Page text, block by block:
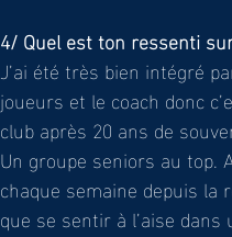
4/ Quel est ton ressenti
J’ai été très bien intégré
joueurs et le coach donc
club après 20 ans de
Un groupe seniors au top.
chaque semaine depuis la
que se sentir à l’aise